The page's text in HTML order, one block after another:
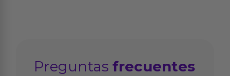
Preguntasfrecuentes